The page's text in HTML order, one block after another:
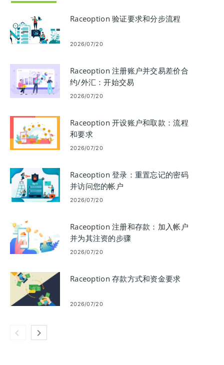
Raceoption 验证要求和分步流程
2026/07/20
Raceoption 注册账户并交易差价合
约/外汇：开始交易
2026/07/20
Raceoption 开设账户和取款：流程
和要求
2026/07/20
Raceoption 登录：重置忘记的密码
并访问您的帐户
2026/07/20
Raceoption 注册和存款：加入帐户
并为其注资的步骤
2026/07/20
Raceoption 存款方式和资金要求
2026/07/20